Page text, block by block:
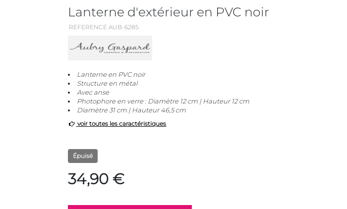
Lanterne d'extérieur en PVC noir
REFERENCE AUB-6285
Lanterne en PVC noir
Structure en métal
Avec anse
Photophore en verre : Diamètre 12 cm | Hauteur 12 cm
Diamètre 31 cm | Hauteur 46,5 cm
voir toutes les caractéristiques
Épuisé
34,90 €